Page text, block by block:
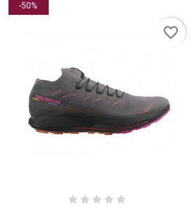
-50%
favorite_border